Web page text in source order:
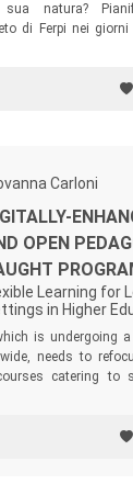
sua natura?
di Ferpi nei
Program propone
come
che nella
Carloni
OPEN
Learning for
in Higher
is undergoing
needs to
catering to
present volume
(ETPs).
is especially